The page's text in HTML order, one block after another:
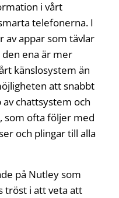
i vårt
telefonerna. I
av appar som tävlar
ena är mer
känslosystem än
att snabbt
chattsystem och
som ofta följer med
och plingar till alla
på Nutley som
tröst i att veta att